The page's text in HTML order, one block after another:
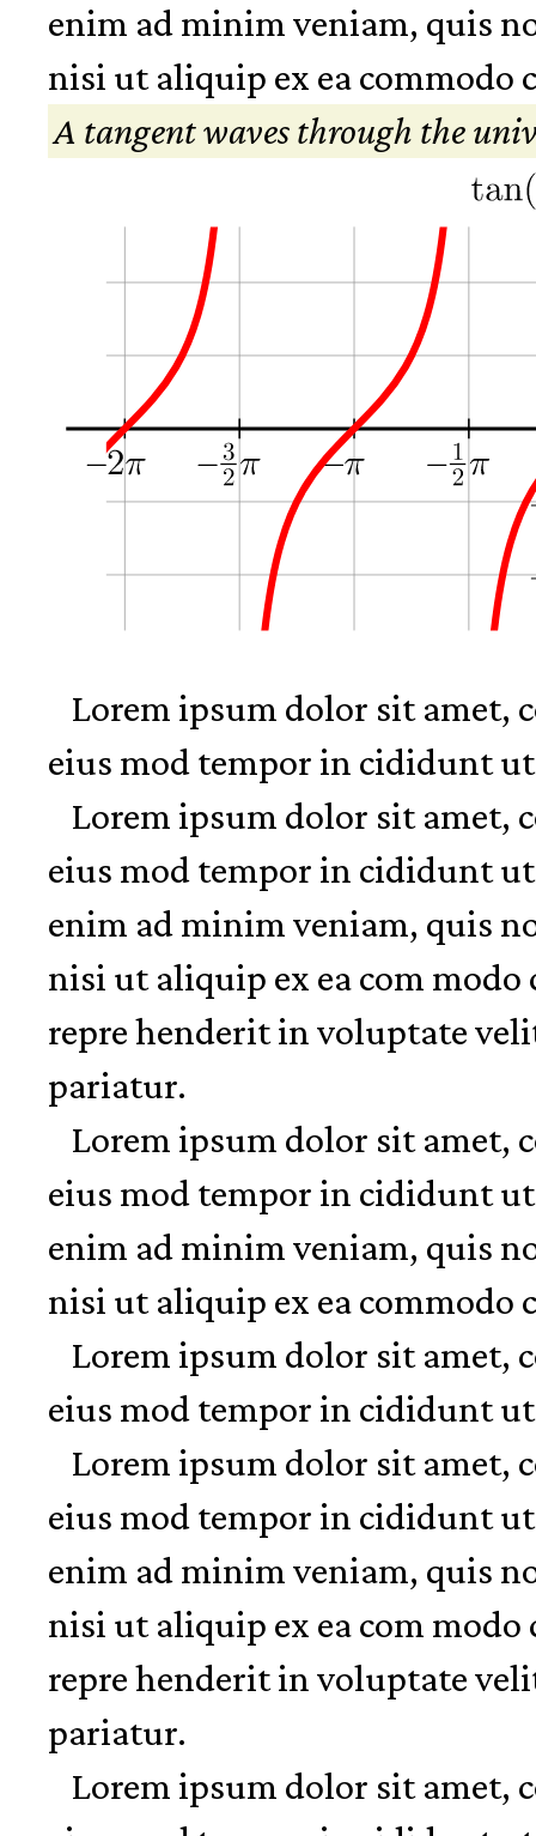
enim ad minim veniam, quis
nisi ut aliquip ex ea commodo
A tangent waves through the
Lorem ipsum dolor sit amet,
eius mod tempor in cididunt
Lorem ipsum dolor sit amet,
eius mod tempor in cididunt
enim ad minim veniam, quis
nisi ut aliquip ex ea com
repre henderit in voluptate
pariatur.
Lorem ipsum dolor sit amet,
eius mod tempor in cididunt
enim ad minim veniam, quis
nisi ut aliquip ex ea commodo
Lorem ipsum dolor sit amet,
eius mod tempor in cididunt
Lorem ipsum dolor sit amet,
eius mod tempor in cididunt
enim ad minim veniam, quis
nisi ut aliquip ex ea com
repre henderit in voluptate
pariatur.
Lorem ipsum dolor sit amet,